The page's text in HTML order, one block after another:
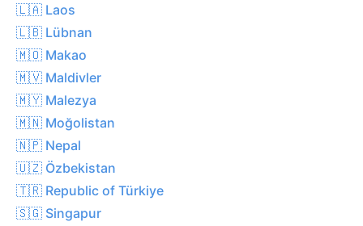
🇱🇦 Laos
🇱🇧 Lübnan
🇲🇴 Makao
🇲🇻 Maldivler
🇲🇾 Malezya
🇲🇳 Moğolistan
🇳🇵 Nepal
🇺🇿 Özbekistan
🇹🇷 Republic of Türkiye
🇸🇬 Singapur